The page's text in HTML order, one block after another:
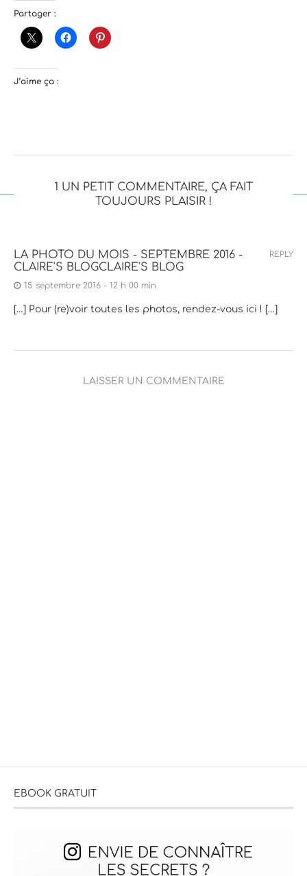
Partager :
J’aime ça :
1 UN PETIT COMMENTAIRE, ÇA FAIT
TOUJOURS PLAISIR !
LA PHOTO DU MOIS - SEPTEMBRE 2016 -
CLAIRE'S BLOGCLAIRE'S BLOG
15 septembre 2016 - 12 h 00 min
[…] Pour (re)voir toutes les photos, rendez-vous ici ! […]
REPLY
LAISSER UN COMMENTAIRE
EBOOK GRATUIT